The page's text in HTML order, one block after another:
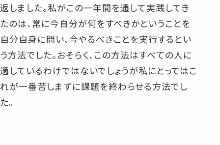
返しました。私がこの一年間を通して実践してき
たのは、常に今自分が何をすべきかということを
自分自身に問い、今やるべきことを実行するとい
う方法でした。おそらく、この方法はすべての人に
適しているわけではないでしょうが私にとってはこ
れが一番苦しまずに課題を終わらせる方法でし
た。